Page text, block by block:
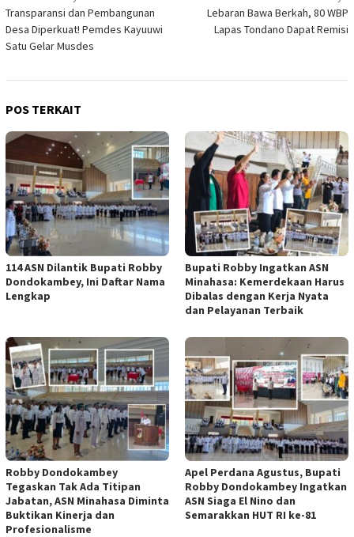
pos
Transparansi dan Pembangunan
Desa Diperkuat! Pemdes Kayuuwi
Satu Gelar Musdes
Lebaran Bawa Berkah, 80 WBP
Lapas Tondano Dapat Remisi
POS TERKAIT
114 ASN Dilantik Bupati Robby
Dondokambey, Ini Daftar Nama
Lengkap
Bupati Robby Ingatkan ASN
Minahasa: Kemerdekaan Harus
Dibalas dengan Kerja Nyata
dan Pelayanan Terbaik
Robby Dondokambey
Tegaskan Tak Ada Titipan
Jabatan, ASN Minahasa Diminta
Buktikan Kinerja dan
Profesionalisme
Apel Perdana Agustus, Bupati
Robby Dondokambey Ingatkan
ASN Siaga El Nino dan
Semarakkan HUT RI ke-81